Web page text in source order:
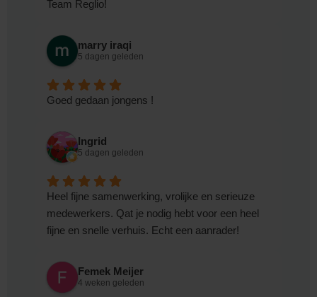
Team Reglio!
marry iraqi
5 dagen geleden
Goed gedaan jongens !
Ingrid
5 dagen geleden
Heel fijne samenwerking, vrolijke en serieuze
medewerkers. Qat je nodig hebt voor een heel
fijne en snelle verhuis. Echt een aanrader!
Femek Meijer
4 weken geleden